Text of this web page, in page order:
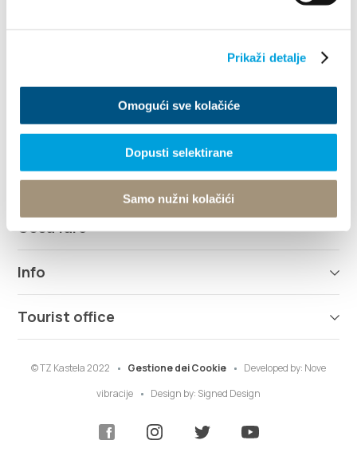
Prikaži detalje
Omogući sve kolačiće
Dopusti selektirane
Samo nužni kolačići
info@kastela-info.hr
Esplora
Destinazione
Cosa fare
Info
Tourist office
© TZ Kastela 2022 Gestione dei Cookie Developed by: Nove
vibracije
Design by: Signed Design